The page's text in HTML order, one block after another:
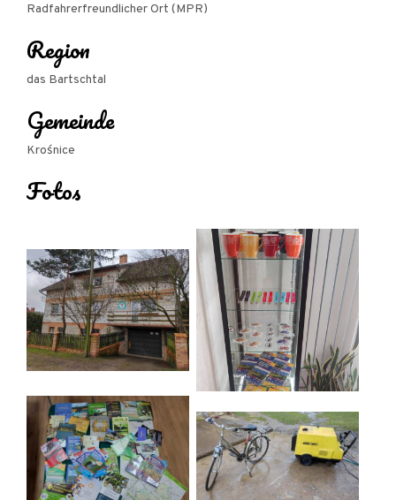
Radfahrerfreundlicher Ort (MPR)
Region
das Bartschtal
Gemeinde
Krośnice
Fotos